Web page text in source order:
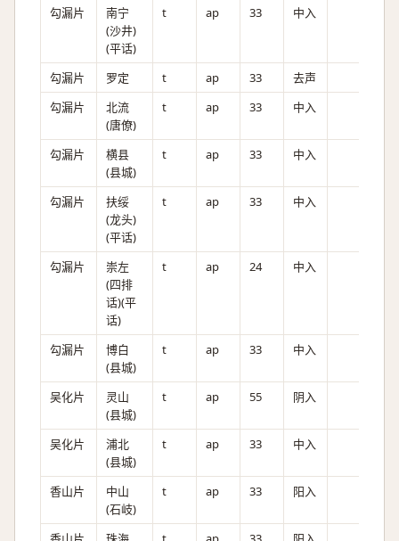
勾漏片
南宁
(沙井)
(平话)
t ap 33 中入
勾漏片 罗定 t ap 33
去声
勾漏片
北流
(唐僚)
t ap 33 中入
勾漏片
横县
(县城)
t ap 33 中入
勾漏片
扶绥
(龙头)
(平话)
t ap 33 中入
勾漏片
崇左
(四排
话)(平
话)
t ap 24 中入
勾漏片
博白
(县城)
t ap 33 中入
吴化片
灵山
(县城)
t ap 55 阴入
吴化片
浦北
(县城)
t ap 33 中入
香山片
中山
(石岐)
t ap 33 阳入